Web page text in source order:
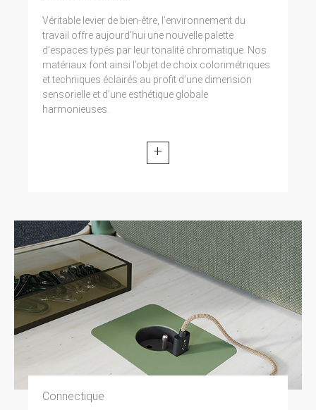
Véritable levier de bien-être, l’environnement du
travail offre aujourd’hui une nouvelle palette
d’espaces typés par leur tonalité chromatique. Nos
matériaux font ainsi l’objet de choix colorimétriques
et techniques éclairés au profit d’une dimension
sensorielle et d’une esthétique globale
harmonieuses.
+
Connectique